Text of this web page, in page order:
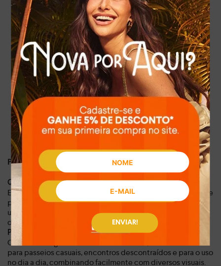
ENVIAR!
Marca: Mississipi
SKU: J1192-0001
Categoria: Tênis
Subcategoria: Casual
Gênero: Feminino
Cor: Branco e Bege (Multicolorido)
Peso (par): 0.544 kg
Estilo: Urbano
Material exterior: Material sintético de alta qualidade
Fechamento: Cadarço
Formato do bico: Redondo
Forro: Tecido com espuma
Altura da sola: 3.20 cm
Sola: TR (Termoplástica de Borracha)
PRINCIPAIS PERGUNTAS SOBRE O PRODUTO:
Qual o principal benefício de conforto deste tênis?
Este tênis Mississipi se destaca pelo conforto ao caminhar e
pela leveza. O forro em tecido com espuma interna garante
um ajuste suave e um amortecimento agradável para o uso
diário.
Para quais ocasiões este tênis é mais indicado?
Com seu design urbano e cores versáteis, o tênis é ideal
para passeios casuais, encontros descontraídos e para o uso
no dia a dia, combinando facilmente com diversos visuais.